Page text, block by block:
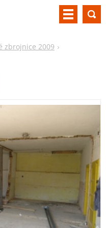
zbrojnice 2009